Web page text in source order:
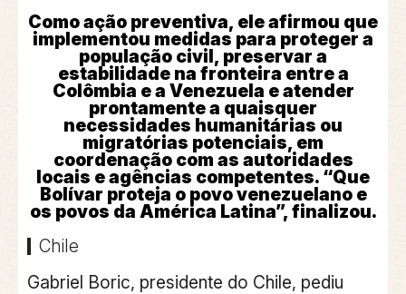
Como ação preventiva, ele afirmou que
implementou medidas para proteger a
população civil, preservar a
estabilidade na fronteira entre a
Colômbia e a Venezuela e atender
prontamente a quaisquer
necessidades humanitárias ou
migratórias potenciais, em
coordenação com as autoridades
locais e agências competentes. “Que
Bolívar proteja o povo venezuelano e
os povos da América Latina”, finalizou.
Chile
Gabriel Boric, presidente do Chile, pediu